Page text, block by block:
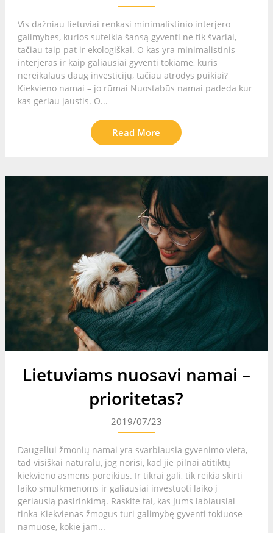
Vis dažniau lietuviai renkasi minimalistinio interjero
galimybes, kurios suteikia šansą gyventi ne tik švariai,
tačiau taip pat ir ekologiškai. O kas yra minimalistinis
interjeras ir kaip galiausiai gyventi tokiame, kuris
nereikalaus daug investicijų, tačiau atrodys puikiai?
Kiekvieno namai – jo rūmai Nuostabūs namai padeda kur
kas geriau jaustis. O...
Read More
Lietuviams nuosavi namai –
prioritetas?
2019/07/23
Daugeliui žmonių namai yra svarbiausia gyvenimo vieta,
tad visiškai natūralu, jog norisi, kad jie pilnai atitiktų
kiekvieno asmens poreikius. Ir tikrai gali, tik reikia skirti
laiko smulkmenoms ir galiausiai investuoti laiko į
geriausią pasirinkimą. Raskite tai, kas Jums labiausiai
tinka Kiekvienas žmogus turi galimybę gyventi tokiuose
namuose, kokie jam...